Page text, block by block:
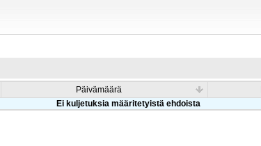
Päivämäärä
Ei kuljetuksia määritetyistä ehdoista